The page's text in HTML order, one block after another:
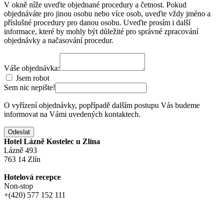
V okně níže uveďte objednané procedury a četnost. Pokud
objednáváte pro jinou osobu nebo více osob, uveďte vždy jméno a
příslušné procedury pro danou osobu. Uveďte prosím i další
informace, které by mohly být důležité pro správné zpracování
objednávky a načasování procedur.
Váše objednávka:
Jsem robot
Sem nic nepište!
O vyřízení objednávky, popřípadě dalším postupu Vás budeme
informovat na Vámi uvedených kontaktech.
Odeslat
Hotel Lázně Kostelec u Zlína
Lázně 493
763 14 Zlín
Hotelová recepce
Non-stop
+(420) 577 152 111